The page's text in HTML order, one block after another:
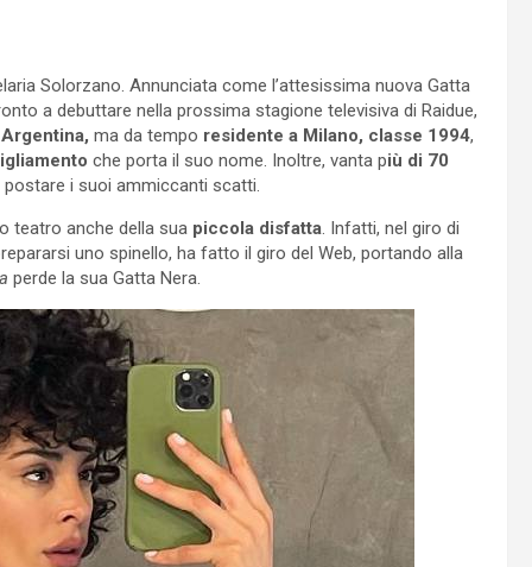
Solorzano. Annunciata come l’attesissima nuova Gatta
a debuttare nella prossima stagione televisiva di Raidue,
Argentina, ma da tempo residente a Milano, classe 1994,
che porta il suo nome. Inoltre, vanta più di 70
i suoi ammiccanti scatti.
teatro anche della sua piccola disfatta . Infatti, nel giro di
uno spinello, ha fatto il giro del Web, portando alla
perde la sua Gatta Nera.